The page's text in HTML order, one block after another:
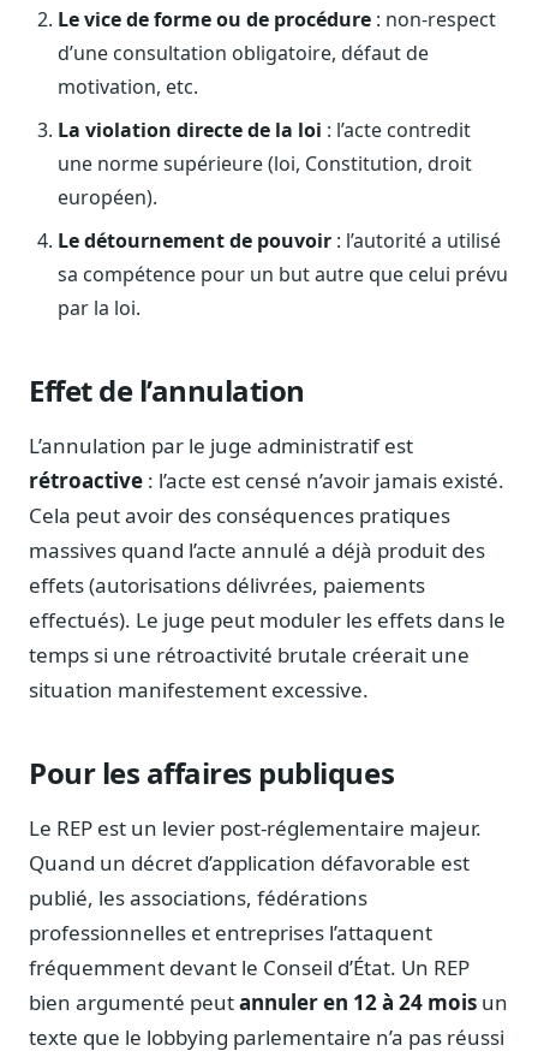
17 guides sur le Parlement, la procédure, le plaidoyer
Blog & Podcast Hémicycle
1027 termes expliqués
Lexique par thème métier
Sources couvertes
23 flux indexés
Le changelog mensuel
Public Sénat, ONG, cabinets
Méthode, valeurs et équipe
Charte IA
Fiabilité, souveraineté, sobriété
Sécurité
Hébergement européen, RGPD
Le vice de forme ou de procédure : non-respect
d’une consultation obligatoire, défaut de
motivation, etc.
La violation directe de la loi : l’acte contredit
une norme supérieure (loi, Constitution, droit
européen).
Le détournement de pouvoir : l’autorité a utilisé
sa compétence pour un but autre que celui prévu
par la loi.
Effet de l’annulation
L’annulation par le juge administratif est
rétroactive : l’acte est censé n’avoir jamais existé.
Cela peut avoir des conséquences pratiques
massives quand l’acte annulé a déjà produit des
effets (autorisations délivrées, paiements
effectués). Le juge peut moduler les effets dans le
temps si une rétroactivité brutale créerait une
situation manifestement excessive.
Pour les affaires publiques
Le REP est un levier post-réglementaire majeur.
Quand un décret d’application défavorable est
publié, les associations, fédérations
professionnelles et entreprises l’attaquent
fréquemment devant le Conseil d’État. Un REP
bien argumenté peutannuler en 12 à 24 mois un
texte que le lobbying parlementaire n’a pas réussi